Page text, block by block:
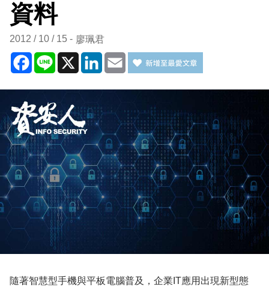
資料
2012 / 10 / 15 廖珮君
Facebook
Line X LinkedIn
Email
隨著智慧型手機與平板電腦普及，企業 IT應用出現新型態